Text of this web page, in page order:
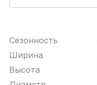
Сезонность
Ширина
Высота